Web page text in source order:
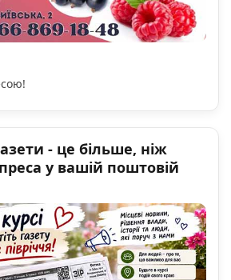
- це більше, ніж
у вашій поштовій